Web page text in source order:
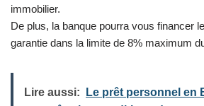
immobilier.
De plus, la banque pourra vous financer
garantie dans la limite de 8% maximum
Lire aussi:
Le prêt personnel en